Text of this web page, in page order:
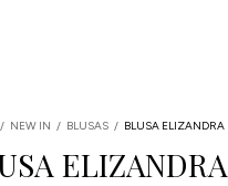
/ NEW IN / BLUSAS / BLUSA ELIZANDRA
ELIZANDRA